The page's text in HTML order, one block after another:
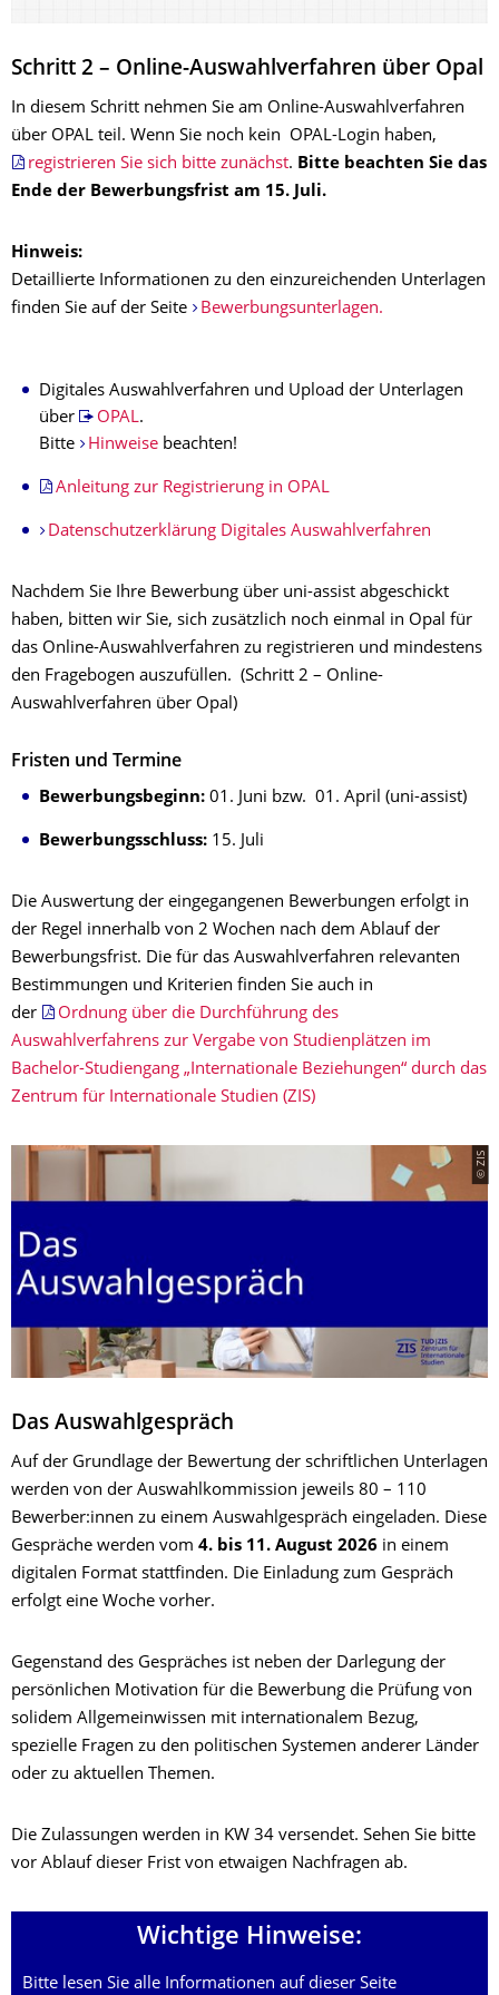
Schritt 2 – Online-Auswahlverfahren über Opal
In diesem Schritt nehmen Sie am Online-Auswahlverfahren
über OPAL teil. Wenn Sie noch kein OPAL-Login haben,
registrieren Sie sich bitte zunächst. Bitte beachten Sie das
Ende der Bewerbungsfrist am 15. Juli.
Hinweis:
Detaillierte Informationen zu den einzureichenden Unterlagen
finden Sie auf der Seite
Bewerbungsunterlagen.
Digitales Auswahlverfahren und Upload der Unterlagen
über
OPAL.
Bitte
Hinweisebeachten!
Anleitung zur Registrierung in OPAL
Datenschutzerklärung Digitales Auswahlverfahren
Nachdem Sie Ihre Bewerbung über uni-assist abgeschickt
haben, bitten wir Sie, sich zusätzlich noch einmal in Opal für
das Online-Auswahlverfahren zu registrieren und mindestens
den Fragebogen auszufüllen. (Schritt 2 – Online-
Auswahlverfahren über Opal)
Fristen und Termine
Bewerbungsbeginn: 01. Juni bzw. 01. April (uni-assist)
Bewerbungsschluss: 15. Juli
Die Auswertung der eingegangenen Bewerbungen erfolgt in
der Regel innerhalb von 2 Wochen nach dem Ablauf der
Bewerbungsfrist. Die für das Auswahlverfahren relevanten
Bestimmungen und Kriterien finden Sie auch in
der
Ordnung über die Durchführung des
Auswahlverfahrens zur Vergabe von Studienplätzen im
Bachelor-Studiengang „Internationale Beziehungen“ durch das
Zentrum für Internationale Studien (ZIS)
© ZIS
Das Auswahlgespräch
Auf der Grundlage der Bewertung der schriftlichen Unterlagen
werden von der Auswahlkommission jeweils 80 – 110
Bewerber:innen zu einem Auswahlgespräch eingeladen. Diese
Gespräche werden vom 4. bis 11. August 2026 in einem
digitalen Format stattfinden. Die Einladung zum Gespräch
erfolgt eine Woche vorher.
Gegenstand des Gespräches ist neben der Darlegung der
persönlichen Motivation für die Bewerbung die Prüfung von
solidem Allgemeinwissen mit internationalem Bezug,
spezielle Fragen zu den politischen Systemen anderer Länder
oder zu aktuellen Themen.
Die Zulassungen werden in KW 34 versendet. Sehen Sie bitte
vor Ablauf dieser Frist von etwaigen Nachfragen ab.
Wichtige Hinweise:
Bitte lesen Sie alle Informationen auf dieser Seite